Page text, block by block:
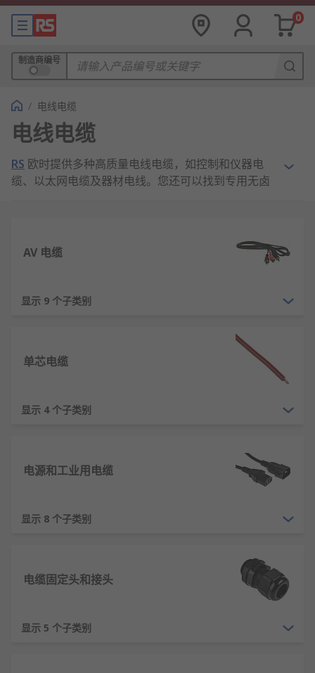
0
制造商编号
/ 电线电缆
电线电缆
RS 欧时提供多种高质量电线电缆，如控制和仪器电
缆、以太网电缆及器材电线。您还可以找到专用无卤
统。
别？
电缆和电线是电气和通信应用中使用的术语。电缆通
常是指多股粘结、编织或绞合在一起的电线，且包有
用到电线。电线电缆都可传输电流或电信信号，RS
电线电缆符合RoHS标准
RS 欧时的电线电缆均符合RoHS标准。我们已采取所
应用程序信息
电线电缆被广泛用于电器和电气设备。通常包括电视
机、洗衣机、PC、智能手机、平板电脑和IT设备。
AV 电缆
显示 9 个子类别
单芯电缆
显示 4 个子类别
电源和工业用电缆
显示 8 个子类别
电缆固定头和接头
显示 5 个子类别